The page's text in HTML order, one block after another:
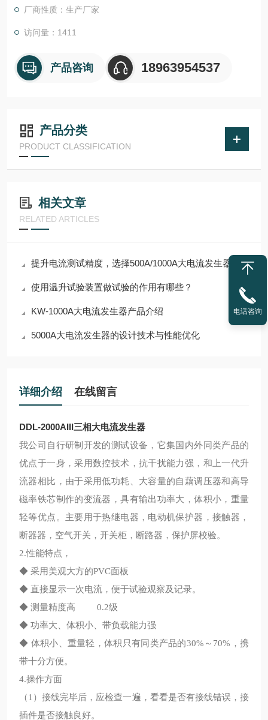
厂商性质：生产厂家
访问量：1411
产品咨询 18963954537
产品分类
PRODUCT CLASSIFICATION
相关文章
RELATED ARTICLES
提升电流测试精度，选择500A/1000A大电流发生器
使用温升试验装置做试验的作用有哪些？
KW-1000A大电流发生器产品介绍
5000A大电流发生器的设计技术与性能优化
详细介绍 在线留言
DDL-2000AIII三相大电流发生器
我公司自行研制开发的测试设备，它集国内外同类产品的
优点于一身，采用数控技术，抗干扰能力强，和上一代升
流器相比，由于采用低功耗、大容量的自藕调压器和高导
磁率铁芯制作的变流器，具有输出功率大，体积小，重量
轻等优点。主要用于热继电器，电动机保护器，接触器，
断器器，空气开关，开关柜，断路器，保护屏校验。
2.性能特点，
◆ 采用美观大方的PVC面板
◆ 直接显示一次电流，便于试验观察及记录。
◆ 测量精度高 0.2级
◆ 功率大、体积小、带负载能力强
◆ 体积小、重量轻，体积只有同类产品的30%～70%，携
带十分方便。
4.操作方面
（1）接线完毕后，应检查一遍，看看是否有接线错误，接
插件是否接触良好。
电话咨询